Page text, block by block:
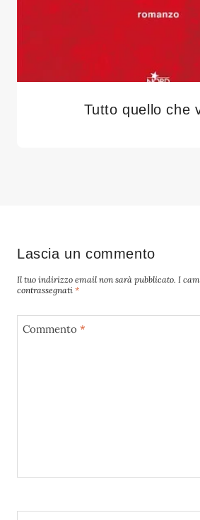
Tutto quello che
Lascia un commento
Il tuo indirizzo email non sarà pubblicato. I
contrassegnati *
Commento *